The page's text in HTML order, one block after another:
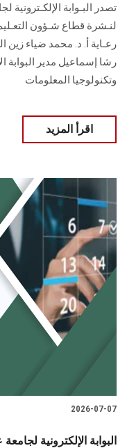
رعـاية أ. د. محمد ضياء
‏رشا إسماعيل مدير البوابة
وتكنولوجيا المعلومات
اقرأ المزيد
2026-07-07
البوابة الإلكترونية